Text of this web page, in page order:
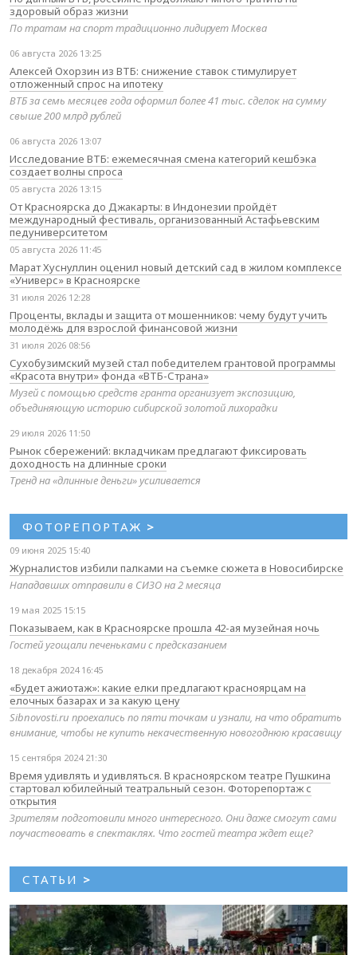
здоровый образ жизни
По тратам на спорт традиционно лидирует Москва
06 августа 2026 13:25
Алексей Охорзин из ВТБ: снижение ставок стимулирует
отложенный спрос на ипотеку
ВТБ за семь месяцев года оформил более 41 тыс. сделок на сумму
свыше 200 млрд рублей
06 августа 2026 13:07
Исследование ВТБ: ежемесячная смена категорий кешбэка
создает волны спроса
05 августа 2026 13:15
От Красноярска до Джакарты: в Индонезии пройдёт
международный фестиваль, организованный Астафьевским
педуниверситетом
05 августа 2026 11:45
Марат Хуснуллин оценил новый детский сад в жилом комплексе
«Универс» в Красноярске
31 июля 2026 12:28
Проценты, вклады и защита от мошенников: чему будут учить
молодёжь для взрослой финансовой жизни
31 июля 2026 08:56
Сухобузимский музей стал победителем грантовой программы
«Красота внутри» фонда «ВТБ-Страна»
Музей с помощью средств гранта организует экспозицию,
объединяющую историю сибирской золотой лихорадки
29 июля 2026 11:50
Рынок сбережений: вкладчикам предлагают фиксировать
доходность на длинные сроки
Тренд на «длинные деньги» усиливается
ФОТОРЕПОРТАЖ >
09 июня 2025 15:40
Журналистов избили палками на съемке сюжета в Новосибирске
Нападавших отправили в СИЗО на 2 месяца
19 мая 2025 15:15
Показываем, как в Красноярске прошла 42-ая музейная ночь
Гостей угощали печеньками с предсказанием
18 декабря 2024 16:45
«Будет ажиотаж»: какие елки предлагают красноярцам на
елочных базарах и за какую цену
Sibnovosti.ru проехались по пяти точкам и узнали, на что обратить
внимание, чтобы не купить некачественную новогоднюю красавицу
15 сентября 2024 21:30
Время удивлять и удивляться. В красноярском театре Пушкина
стартовал юбилейный театральный сезон. Фоторепортаж с
открытия
Зрителям подготовили много интересного. Они даже смогут сами
поучаствовать в спектаклях. Что гостей театра ждет еще?
СТАТЬИ >